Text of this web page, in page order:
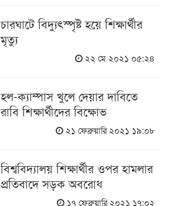
চারঘাটে বিদ্যুৎস্পৃষ্ট হয়ে শিক্ষার্থীর
মৃত্যু
২২ মে ২০২১ ০৫:২৪
হল-ক্যাম্পাস খুলে দেয়ার দাবিতে
রাবি শিক্ষার্থীদের বিক্ষোভ
২১ ফেব্রুয়ারি ২০২১ ১৯:০৮
বিশ্ববিদ্যালয় শিক্ষার্থীর ওপর হামলার
প্রতিবাদে সড়ক অবরোধ
১৭ ফেব্রুয়ারি ২০২১ ১৭:০২